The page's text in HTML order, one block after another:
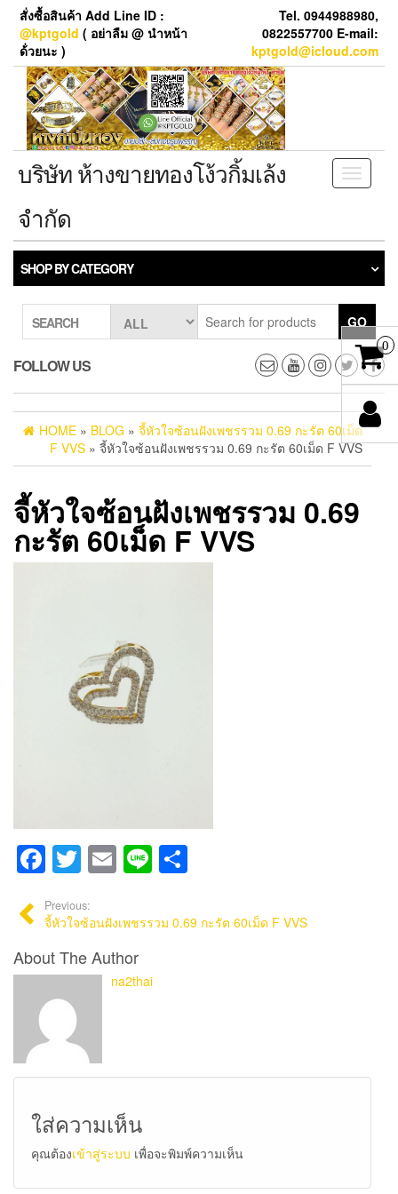
Skip
content
สั่งซื้อสินค้า Add Line ID :
@kptgold ( อย่าลืม @ นำหน้า
ด้่วยนะ )
Tel. 0944988980,
0822557700 E-mail:
kptgold@icloud.com
Toggle
บริษัท ห้างขายทองโง้วกิ้มเล้ง
จำกัด
SHOP BY CATEGORY
SEARCH GO
FOLLOW US
HOME » BLOG » จี้หัวใจซ้อนฝังเพชรรวม 0.69 กะรัต 60เม็ด
F VVS » จี้หัวใจซ้อนฝังเพชรรวม 0.69 กะรัต 60เม็ด F VVS
จี้หัวใจซ้อนฝังเพชรรวม 0.69
กะรัต 60เม็ด F VVS
Facebook
Twitter
Email
Line
Previous:
จี้หัวใจซ้อนฝังเพชรรวม 0.69 กะรัต 60เม็ด F VVS
About The Author
na2thai
ใส่ความเห็น
คุณต้องเข้าสู่ระบบ เพื่อจะพิมพ์ความเห็น
0